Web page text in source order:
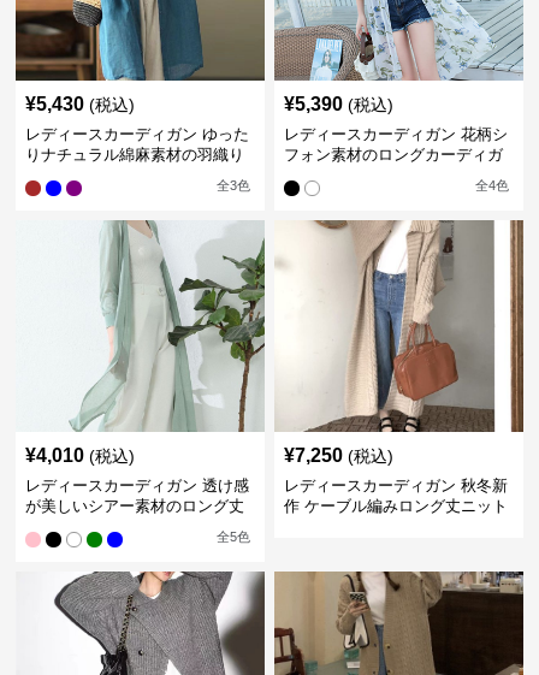
¥5,430 (税込)
レディースカーディガン ゆった
りナチュラル綿麻素材の羽織り
全3色
¥5,390 (税込)
レディースカーディガン 花柄シ
フォン素材のロングカーディガ
全4色
¥4,010 (税込)
レディースカーディガン 透け感
が美しいシアー素材のロング丈
全5色
¥7,250 (税込)
レディースカーディガン 秋冬新
作 ケーブル編みロング丈ニット